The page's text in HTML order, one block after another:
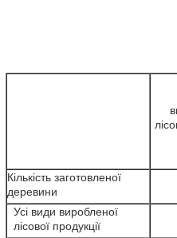
Кількість заготовленої
деревини
Усі види виробленої
лісової продукції